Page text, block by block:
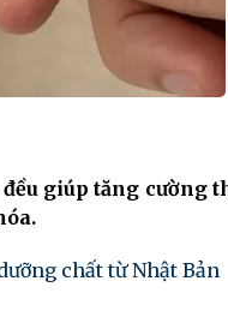
giúp tăng cường
chất từ Nhật Bản